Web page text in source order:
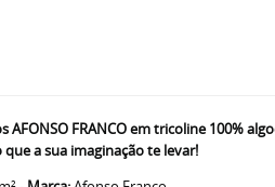
AFONSO FRANCO em tricoline 100%
a sua imaginação te levar!